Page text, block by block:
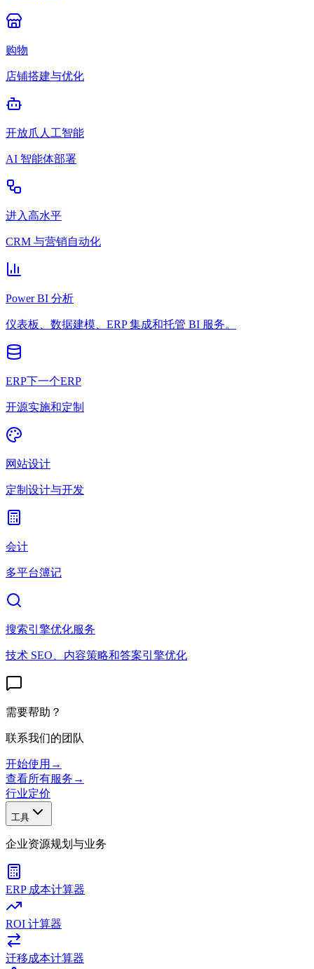
购物
店铺搭建与优化
开放爪人工智能
AI 智能体部署
进入高水平
CRM 与营销自动化
Power BI 分析
仪表板、数据建模、ERP 集成和托管 BI 服务。
ERP下一个ERP
开源实施和定制
网站设计
定制设计与开发
会计
多平台簿记
搜索引擎优化服务
技术 SEO、内容策略和答案引擎优化
需要帮助？
联系我们的团队
开始使用 →
查看所有服务 →
行业定价
工具
企业资源规划与业务
ERP 成本计算器
ROI 计算器
迁移成本计算器